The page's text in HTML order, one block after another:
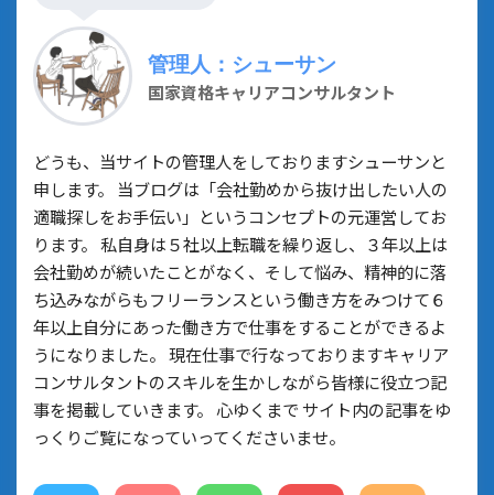
管理人：シューサン
国家資格キャリアコンサルタント
どうも、当サイトの管理人をしておりますシューサンと
申します。 当ブログは「会社勤めから抜け出したい人の
適職探しをお手伝い」というコンセプトの元運営してお
ります。 私自身は５社以上転職を繰り返し、３年以上は
会社勤めが続いたことがなく、そして悩み、精神的に落
ち込みながらもフリーランスという働き方をみつけて６
年以上自分にあった働き方で仕事をすることができるよ
うになりました。 現在仕事で行なっておりますキャリア
コンサルタントのスキルを生かしながら皆様に役立つ記
事を掲載していきます。 心ゆくまで サイト内の記事をゆ
っくりご覧になっていってくださいませ。